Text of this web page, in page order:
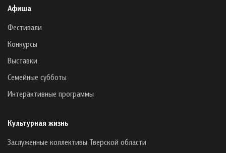
Афиша
Фестивали
Конкурсы
Выставки
Семейные субботы
Интерактивные программы
Культурная жизнь
Заслуженные коллективы Тверской области